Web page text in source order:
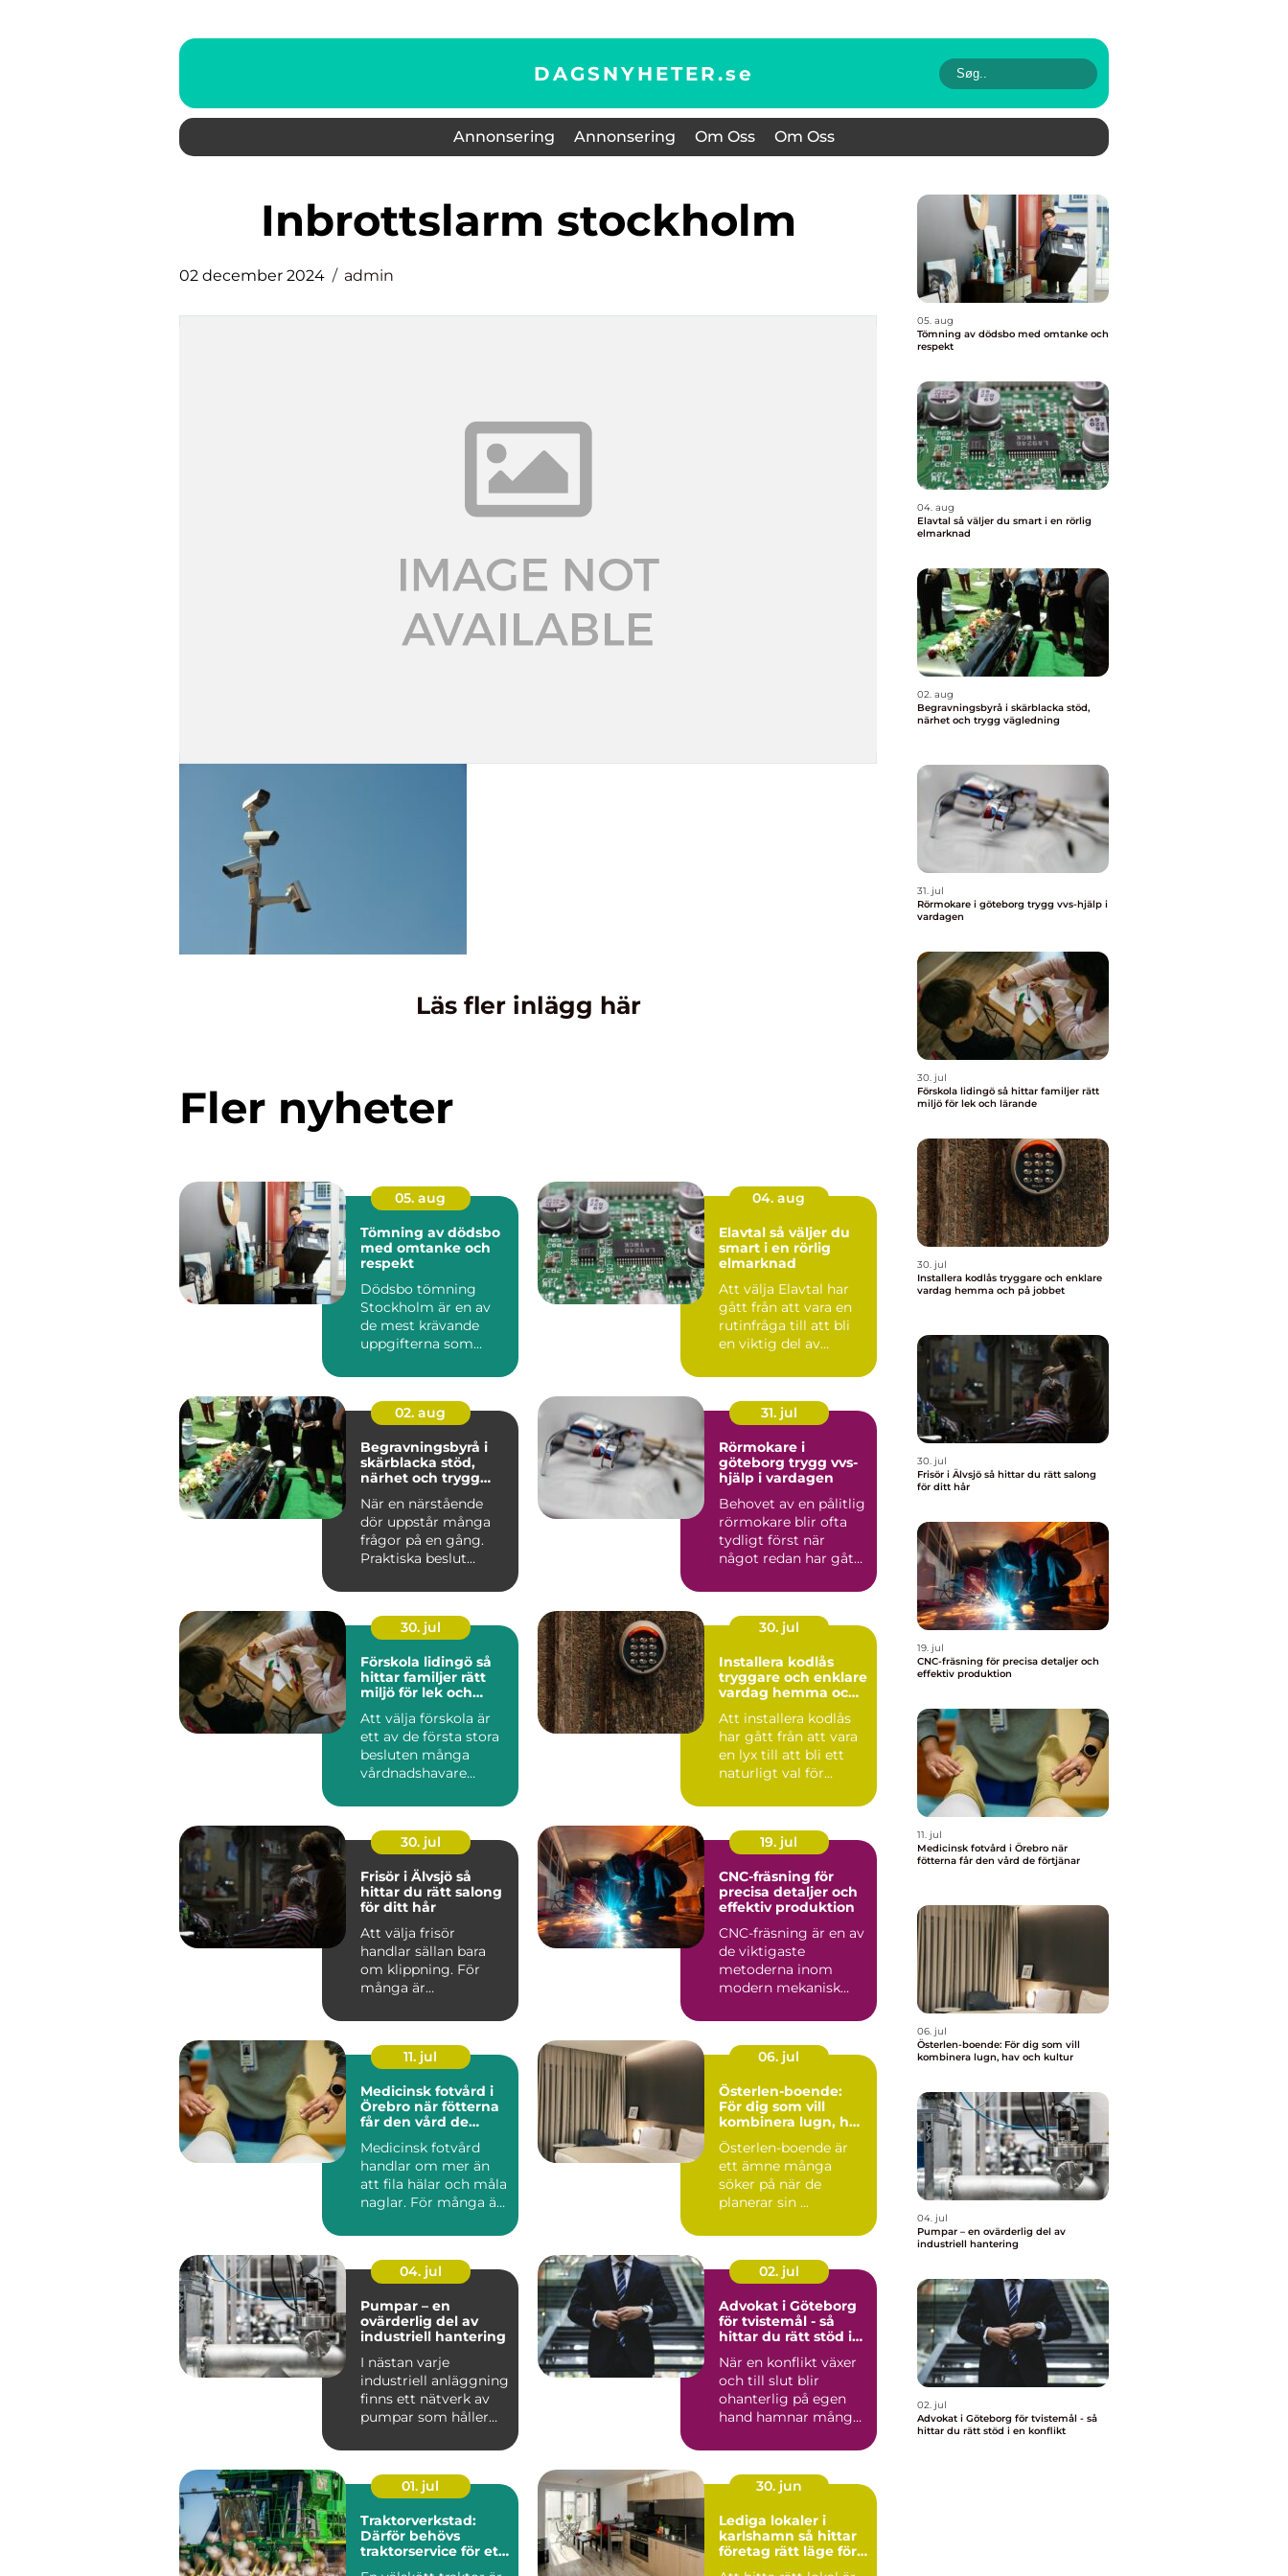
DAGSNYHETER.se
Annonsering Annonsering Om Oss Om Oss
inbrottslarm stockholm
02 december 2024 admin
Läs fler inlägg här
Fler nyheter
05. aug
Tömning av dödsbo
med omtanke och
respekt
Dödsbo tömning
Stockholm är en av
de mest krävande
uppgifterna som
04. aug
Elavtal så väljer du
smart i en rörlig
elmarknad
Att välja Elavtal har
gått från att vara en
rutinfråga till att bli
en viktig del av
02. aug
Begravningsbyrå i
skärblacka stöd,
närhet och trygg
När en närstående
dör uppstår många
frågor på en gång.
Praktiska beslut
sorg o...
31. jul
Rörmokare i
göteborg trygg vvs-
hjälp i vardagen
Behovet av en pålitlig
rörmokare blir ofta
tydligt först när
något redan har gått
30. jul
Förskola lidingö så
hittar familjer rätt
miljö för lek och
Att välja förskola är
ett av de första stora
besluten många
vårdnadshavare
finns ...
30. jul
Installera kodlås
tryggare och enklare
vardag hemma och
Att installera kodlås
har gått från att vara
en lyx till att bli ett
naturligt val för
30. jul
Frisör i Älvsjö så
hittar du rätt salong
för ditt hår
Att välja frisör
handlar sällan bara
om klippning. För
många är
i vardagen, et...
19. jul
CNC-fräsning för
precisa detaljer och
effektiv produktion
CNC-fräsning är en av
de viktigaste
metoderna inom
modern mekanisk
anv&aum...
11. jul
Medicinsk fotvård i
Örebro när fötterna
får den vård de
Medicinsk fotvård
handlar om mer än
att fila hälar och måla
naglar. För många är
06. jul
Österlen-boende:
För dig som vill
kombinera lugn, hav
Österlen-boende är
ett ämne många
söker på när de
planerar sin ...
04. jul
Pumpar – en
ovärderlig del av
industriell hantering
I nästan varje
industriell anläggning
finns ett nätverk av
pumpar som håller
02. jul
Advokat i Göteborg
för tvistemål - så
hittar du rätt stöd i
När en konflikt växer
och till slut blir
ohanterlig på egen
hand hamnar många
01. jul
Traktorverkstad:
Därför behövs
traktorservice för ett
30. jun
Lediga lokaler i
karlshamn så hittar
företag rätt läge för
05. aug
Tömning av dödsbo med omtanke och
respekt
04. aug
Elavtal så väljer du smart i en rörlig
elmarknad
02. aug
Begravningsbyrå i skärblacka stöd,
närhet och trygg vägledning
31. jul
Rörmokare i göteborg trygg vvs-hjälp i
vardagen
30. jul
Förskola lidingö så hittar familjer rätt
miljö för lek och lärande
30. jul
Installera kodlås tryggare och enklare
vardag hemma och på jobbet
30. jul
Frisör i Älvsjö så hittar du rätt salong
för ditt hår
19. jul
CNC-fräsning för precisa detaljer och
effektiv produktion
11. jul
Medicinsk fotvård i Örebro när
fötterna får den vård de förtjänar
06. jul
Österlen-boende: För dig som vill
kombinera lugn, hav och kultur
04. jul
Pumpar – en ovärderlig del av
industriell hantering
02. jul
Advokat i Göteborg för tvistemål - så
hittar du rätt stöd i en konflikt